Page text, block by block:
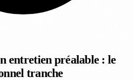
entretien préalable : le
tranche